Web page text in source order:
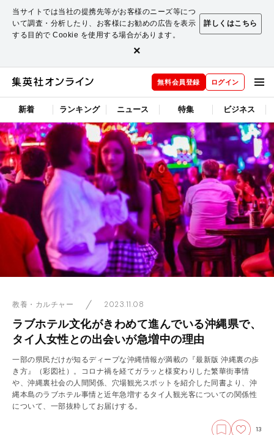
当サイトでは当社の提携先等がお客様のニーズ等につ
いて調査・分析したり、お客様にお勧めの広告を表示
する目的で Cookie を使用する場合があります。
詳しくはこちら
×
無料会員登録 ログイン
新着 ランキング ニュース 特集 ビジネス
教養・カルチャー 2023.11.08
ラブホテル文化がきわめて進んでいる沖縄県で、
タイ人女性との出会いが急増中の理由
一部の県民だけが知るディープな沖縄情報が満載の『最新版 沖縄裏の歩
き方』（彩図社）。コロナ禍を経てガラッと様変わりした繁華街事情
や、沖縄裏社会の人間関係、穴場観光スポットを紹介した同書より、沖
縄本島のラブホテル事情と近年急増するタイ人観光客についての関係性
について、一部抜粋してお届けする。
13